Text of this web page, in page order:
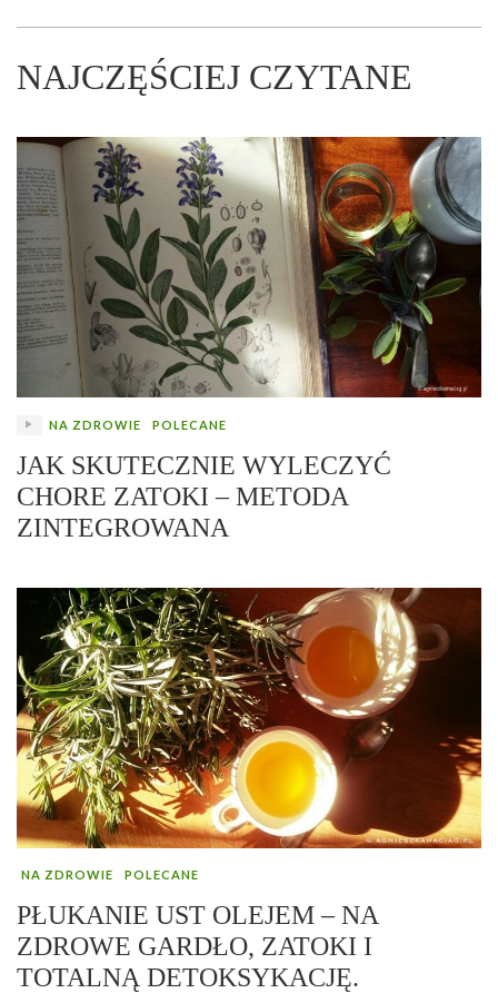
NAJCZĘŚCIEJ CZYTANE
NA ZDROWIE POLECANE
JAK SKUTECZNIE WYLECZYĆ
CHORE ZATOKI – METODA
ZINTEGROWANA
NA ZDROWIE POLECANE
PŁUKANIE UST OLEJEM – NA
ZDROWE GARDŁO, ZATOKI I
TOTALNĄ DETOKSYKACJĘ.